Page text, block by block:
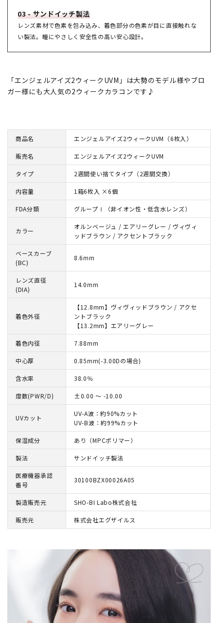
03 - サンドイッチ製法
レンズ素材で色素を包み込み、着色部分の色素が目に直接触れな
い製法。瞳にやさしく安全性の高い安心設計。
「エンジェルアイズ2ウィークUVM」は大勢のモデル様やブロ
ガー様にも大人気の2ウィークカラコンです♪
商品名 エンジェルアイズ2ウィークUVM（6枚入）
販売名 エンジェルアイズ2ウィークUVM
タイプ 2週間使い捨てタイプ（2週間交換）
内容量 1箱6枚入 ×6個
FDA分類 グループⅠ（非イオン性・低含水レンズ）
カラー
オルンベージュ / エアリーグレー / ヴィヴィ
ッドブラウン / アクセントブラック
ベースカーブ
(BC)
8.6mm
レンズ直径
(DIA)
14.0mm
着色外径
【12.8mm】ヴィヴィッドブラウン / アクセ
ントブラック
【13.2mm】エアリーグレー
着色内径 7.88mm
中心厚 0.85mm(-3.00Dの場合)
含水率 38.0％
度数(PWR/D) ±0.00 ～ -10.00
UVカット
UV-A波：約90%カット
UV-B波：約99%カット
保湿成分 あり（MPCポリマー）
製法 サンドイッチ製法
医療機器承認
番号
30100BZX00026A05
製造販売元 SHO-BI Labo株式会社
販売元 株式会社エグザイルス